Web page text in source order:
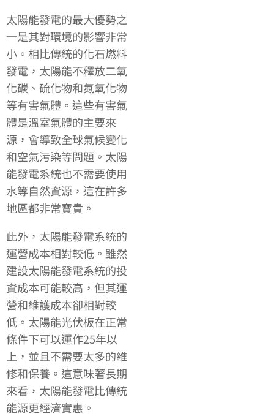
太陽能發電的最大優勢之
一是其對環境的影響非常
小。相比傳統的化石燃料
發電，太陽能不釋放二氧
化碳、硫化物和氮氧化物
等有害氣體。這些有害氣
體是溫室氣體的主要來
源，會導致全球氣候變化
和空氣污染等問題。太陽
能發電系統也不需要使用
水等自然資源，這在許多
地區都非常寶貴。
此外，太陽能發電系統的
運營成本相對較低。雖然
建設太陽能發電系統的投
資成本可能較高，但其運
營和維護成本卻相對較
低。太陽能光伏板在正常
條件下可以運作25年以
上，並且不需要太多的維
修和保養。這意味著長期
來看，太陽能發電比傳統
能源更經濟實惠。